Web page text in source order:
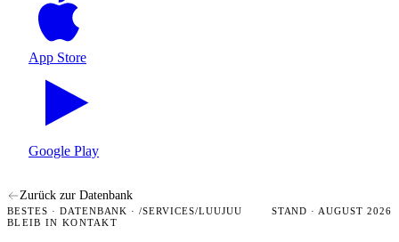
App Store
Google Play
Zurück zur Datenbank
BESTES · DATENBANK · /SERVICES/LUUJUU
STAND · AUGUST 2026
BLEIB IN KONTAKT